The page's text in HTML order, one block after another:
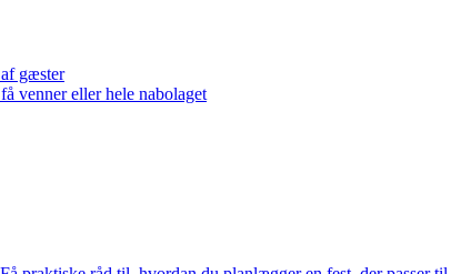
gæster
venner eller hele nabolaget